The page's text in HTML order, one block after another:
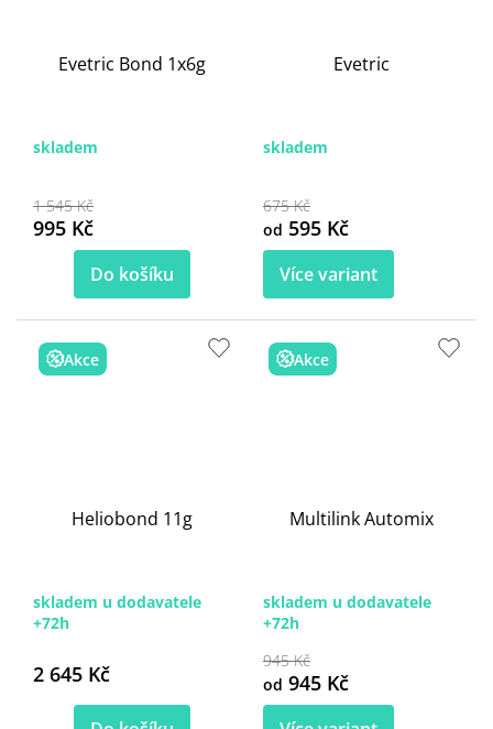
Evetric Bond 1x6g
skladem
1 545 Kč
995 Kč
Do košíku
Evetric
skladem
675 Kč
od 595 Kč
Více variant
Akce
Heliobond 11g
skladem u dodavatele
+72h
2 645 Kč
Akce
Multilink Automix
skladem u dodavatele
+72h
945 Kč
od 945 Kč